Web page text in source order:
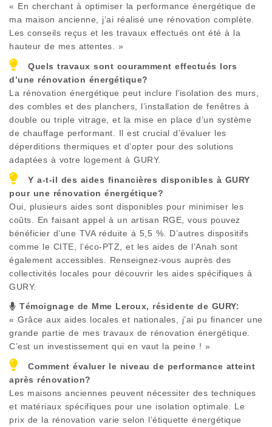
« En cherchant à optimiser la performance énergétique de
ma maison ancienne, j’ai réalisé une rénovation complète.
Les conseils reçus et les travaux effectués ont été à la
hauteur de mes attentes. »
Quels travaux sont couramment effectués lors
d’une rénovation énergétique?
La rénovation énergétique peut inclure l’isolation des murs,
des combles et des planchers, l’installation de fenêtres à
double ou triple vitrage, et la mise en place d’un système
de chauffage performant. Il est crucial d’évaluer les
déperditions thermiques et d’opter pour des solutions
adaptées à votre logement à GURY.
Y a-t-il des aides financières disponibles à GURY
pour une rénovation énergétique?
Oui, plusieurs aides sont disponibles pour minimiser les
coûts. En faisant appel à un artisan RGE, vous pouvez
bénéficier d’une TVA réduite à 5,5 %. D’autres dispositifs
comme le CITE, l’éco-PTZ, et les aides de l’Anah sont
également accessibles. Renseignez-vous auprès des
collectivités locales pour découvrir les aides spécifiques à
GURY.
Témoignage de Mme Leroux, résidente de GURY:
« Grâce aux aides locales et nationales, j’ai pu financer une
grande partie de mes travaux de rénovation énergétique.
C’est un investissement qui en vaut la peine ! »
Comment évaluer le niveau de performance atteint
après rénovation?
Les maisons anciennes peuvent nécessiter des techniques
et matériaux spécifiques pour une isolation optimale. Le
prix de la rénovation varie selon l’étiquette énergétique